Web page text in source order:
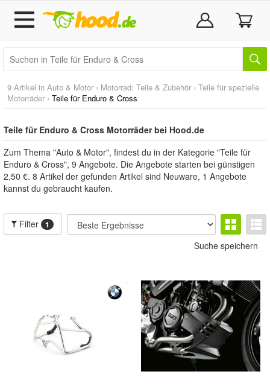
9 Artikel in Auto & Motor › Motorrad: Teile & Zubehör › Teile für spezielle
Motorräder › Teile für Enduro & Cross
Teile für Enduro & Cross Motorräder bei Hood.de
Zum Thema "Auto & Motor", findest du in der Kategorie "Teile für
Enduro & Cross", 9 Angebote. Die Angebote starten bei günstigen
2,50 €. 8 Artikel der gefunden Artikel sind Neuware, 1 Angebote
kannst du gebraucht kaufen.
Filter 1
Suche speichern